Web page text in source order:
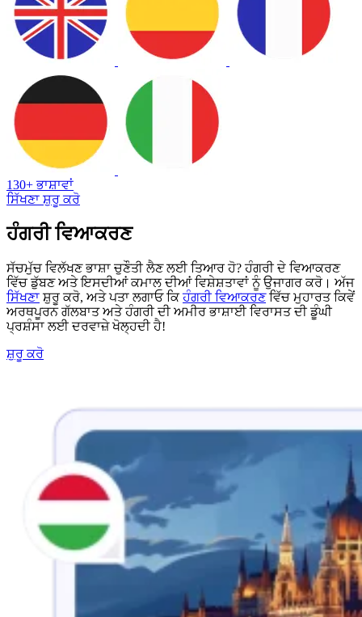
130+ ਭਾਸ਼ਾਵਾਂ
ਸਿੱਖਣਾ ਸ਼ੁਰੂ ਕਰੋ
ਹੰਗਰੀ ਵਿਆਕਰਣ
ਸੱਚਮੁੱਚ ਵਿਲੱਖਣ ਭਾਸ਼ਾ ਚੁਣੌਤੀ ਲੈਣ ਲਈ ਤਿਆਰ ਹੋ? ਹੰਗਰੀ ਦੇ ਵਿਆਕਰਣ
ਵਿੱਚ ਡੁੱਬਣ ਅਤੇ ਇਸਦੀਆਂ ਕਮਾਲ ਦੀਆਂ ਵਿਸ਼ੇਸ਼ਤਾਵਾਂ ਨੂੰ ਉਜਾਗਰ ਕਰੋ। ਅੱਜ
ਸਿੱਖਣਾ ਸ਼ੁਰੂ ਕਰੋ, ਅਤੇ ਪਤਾ ਲਗਾਓ ਕਿਹੰਗਰੀ ਵਿਆਕਰਣਵਿੱਚ ਮੁਹਾਰਤ ਕਿਵੇਂ
ਅਰਥਪੂਰਨ ਗੱਲਬਾਤ ਅਤੇ ਹੰਗਰੀ ਦੀ ਅਮੀਰ ਭਾਸ਼ਾਈ ਵਿਰਾਸਤ ਦੀ ਡੂੰਘੀ
ਪ੍ਰਸ਼ੰਸਾ ਲਈ ਦਰਵਾਜ਼ੇ ਖੋਲ੍ਹਦੀ ਹੈ!
ਸ਼ੁਰੂ ਕਰੋ